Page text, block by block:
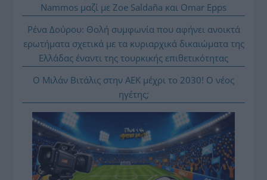
Nammos μαζί με Zoe Saldaña και Omar Epps
Ρένα Δούρου: Θολή συμφωνία που αφήνει ανοικτά
ερωτήματα σχετικά με τα κυριαρχικά δικαιώματα της
Ελλάδας έναντι της τουρκικής επιθετικότητας
Ο Μιλάν Βιτάλις στην ΑΕΚ μέχρι το 2030! Ο νέος
ηγέτης;